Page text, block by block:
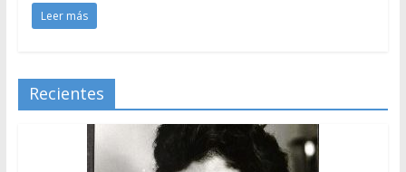
Leer más
Recientes